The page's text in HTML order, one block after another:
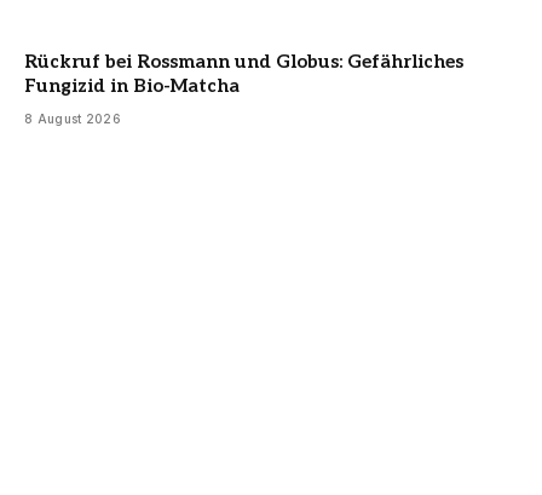
Rückruf bei Rossmann und Globus: Gefährliches
Fungizid in Bio-Matcha
8 August 2026